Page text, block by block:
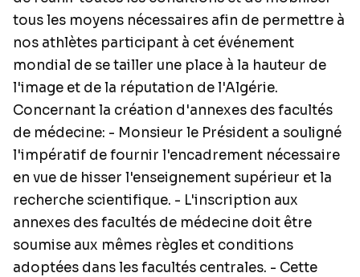
tous les moyens nécessaires afin de permettre à
nos athlètes participant à cet événement
mondial de se tailler une place à la hauteur de
l'image et de la réputation de l'Algérie.
Concernant la création d'annexes des facultés
de médecine: - Monsieur le Président a souligné
l'impératif de fournir l'encadrement nécessaire
en vue de hisser l'enseignement supérieur et la
recherche scientifique. - L'inscription aux
annexes des facultés de médecine doit être
soumise aux mêmes règles et conditions
adoptées dans les facultés centrales. - Cette